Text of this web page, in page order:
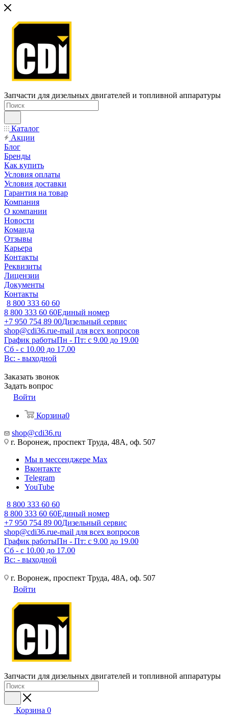
Запчасти для дизельных двигателей и топливной аппаратуры
Каталог
Акции
Блог
Бренды
Как купить
Условия оплаты
Условия доставки
Гарантия на товар
Компания
О компании
Новости
Команда
Отзывы
Карьера
Контакты
Реквизиты
Лицензии
Документы
Контакты
8 800 333 60 60
8 800 333 60 60Единый номер
+7 950 754 89 00Дизельный сервис
shop@cdi36.rue-mail для всех вопросов
График работыПн - Пт: с 9.00 до 19.00
Сб - с 10.00 до 17.00
Вс: - выходной
Заказать звонок
Задать вопрос
Войти
Корзина0
shop@cdi36.ru
г. Воронеж, проспект Труда, 48А, оф. 507
Мы в мессенджере Max
Вконтакте
Telegram
YouTube
8 800 333 60 60
8 800 333 60 60Единый номер
+7 950 754 89 00Дизельный сервис
shop@cdi36.rue-mail для всех вопросов
График работыПн - Пт: с 9.00 до 19.00
Сб - с 10.00 до 17.00
Вс: - выходной
г. Воронеж, проспект Труда, 48А, оф. 507
Войти
Запчасти для дизельных двигателей и топливной аппаратуры
Корзина 0